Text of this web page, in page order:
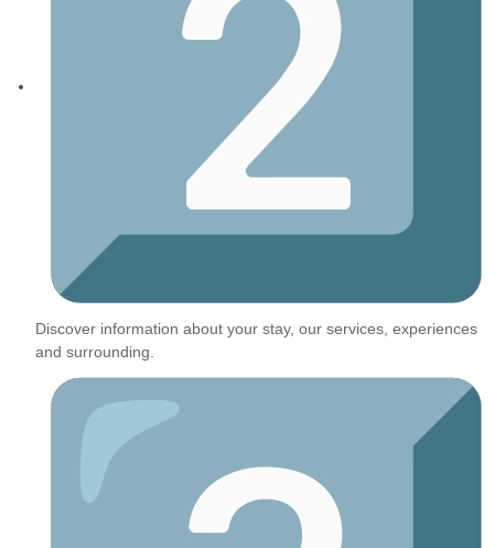
Discover information about your stay, our services, experiences
and surrounding.